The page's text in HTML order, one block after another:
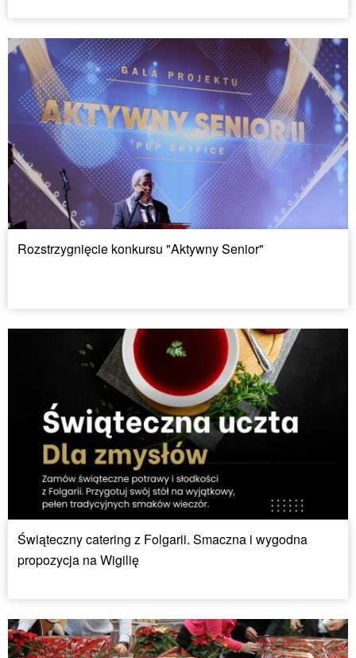
Rozstrzygnięcie konkursu "Aktywny Senior"
Świąteczny catering z Folgarii. Smaczna i wygodna
propozycja na Wigilię